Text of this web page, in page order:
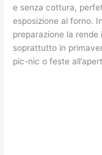
e senza cottura,
esposizione al forno.
preparazione la rende
soprattutto in
pic-nic o feste